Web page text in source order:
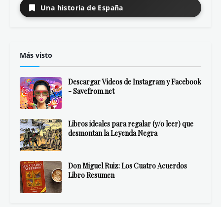
Una historia de España
Más visto
Descargar Videos de Instagram y Facebook
- Savefrom.net
Libros ideales para regalar (y/o leer) que
desmontan la Leyenda Negra
Don Miguel Ruiz: Los Cuatro Acuerdos
Libro Resumen